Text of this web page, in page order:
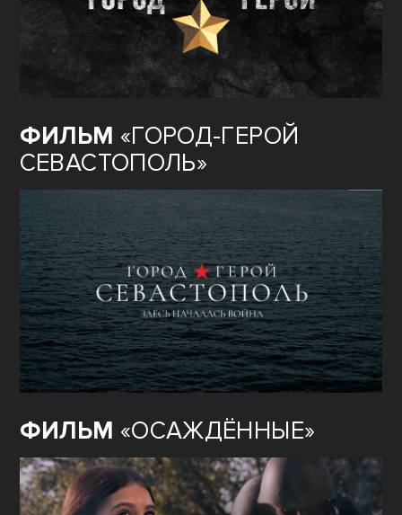
ФИЛЬМ «ГОРОД-ГЕРОЙ
СЕВАСТОПОЛЬ»
ФИЛЬМ «ОСАЖДЁННЫЕ»